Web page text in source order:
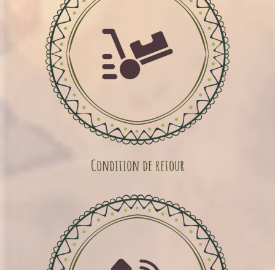
Condition de retour